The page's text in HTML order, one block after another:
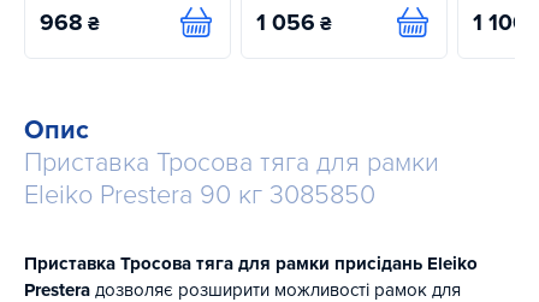
968 ₴ Купити 1 056 ₴ Купити 1 100
Опис
Приставка Тросова тяга для рамки
Eleiko Prestera 90 кг 3085850
Приставка Тросова тяга для рамки присідань Eleiko
Prestera дозволяє розширити можливості рамок для